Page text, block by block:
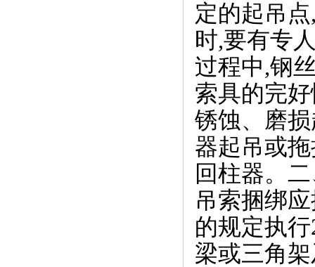
定的起吊
时,要有专
过程中,钢
索具的完
锈蚀、磨
器起吊或
回柱器。
吊索捆绑
的规定执
梁或三角